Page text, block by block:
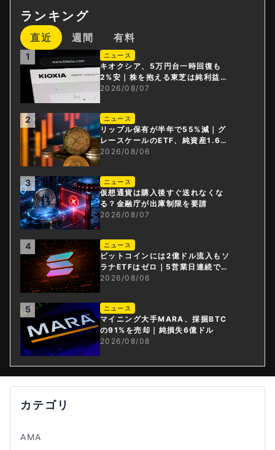
ランキング
直近 週間 有料
1 ニュース
キオクシア、5万円台一時回復も
2%安｜株を抱える東芝は純利益3
0倍
2026/08/07
2 ニュース
リップル保有が半年で55%減｜グ
レースケールのETF、純資産1.6億
ドル減
2026/08/06
3 ニュース
仮想通貨は購入後すぐ送れなくな
る？金融庁が出庫制限を要請
2026/08/07
4 ニュース
ビットコインには2億ドル流入もソ
ラナETFはゼロ｜5営業日連続で停
止
2026/08/06
5 ニュース
マイニング大手MARA、採掘BTC
の91%を売却｜純損失6億ドル
2026/08/08
カテゴリ
AMA